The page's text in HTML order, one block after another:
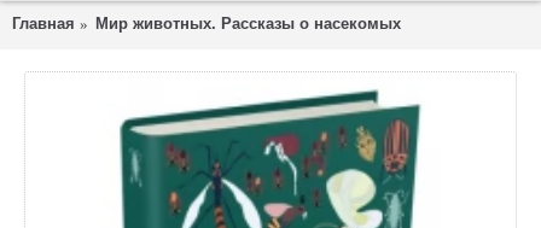
Главная Мир животных. Рассказы о насекомых